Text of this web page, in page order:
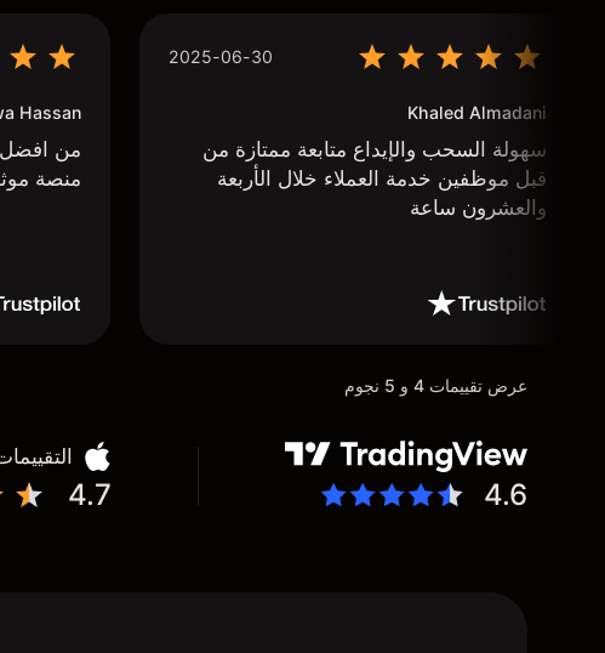
2025-06-30
Khaled Almadani
سهولة السحب والإيداع متابعة ممتازة من
قبل موظفين خدمة العملاء خلال الأربعة
والعشرون ساعة
Hassan
من افضل
منصة
عرض تقييمات 4 و 5 نجوم
4.6
4.7